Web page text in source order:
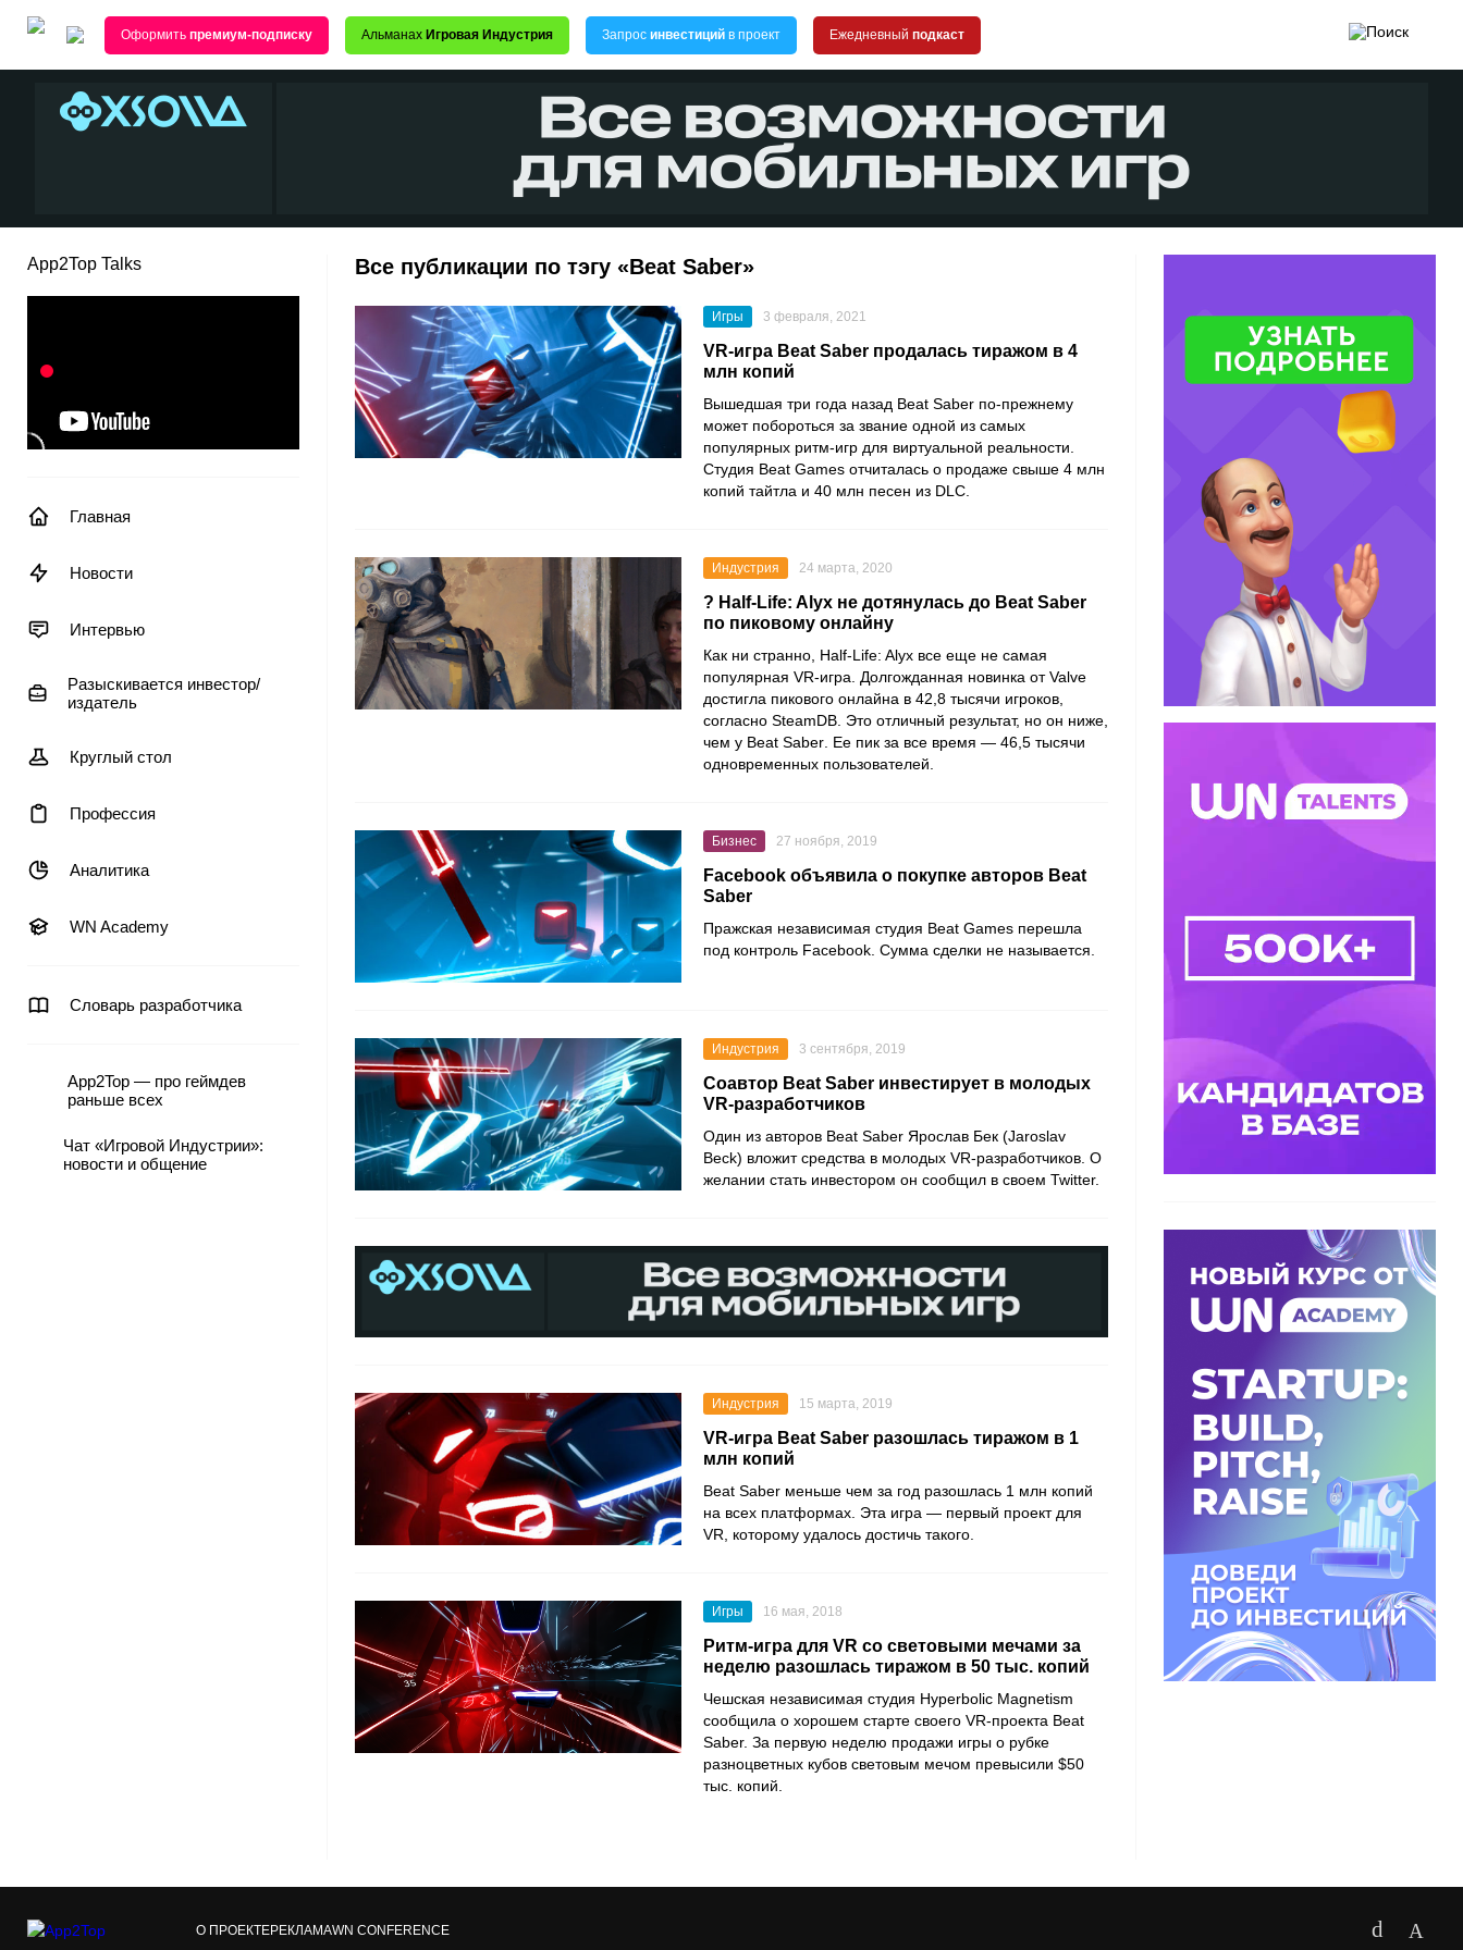
Оформить премиум-подписку Альманах Игровая Индустрия Запрос инвестиций в проект Ежедневный подкаст
App2Top Talks
Главная
Новости
Интервью
Разыскивается инвестор/
издатель
Круглый стол
Профессия
Аналитика
WN Academy
Словарь разработчика
App2Top — про геймдев
раньше всех
Чат «Игровой Индустрии»:
новости и общение
Все публикации по тэгу «Beat Saber»
Игры 3 февраля, 2021
VR-игра Beat Saber продалась тиражом в 4
млн копий
Вышедшая три года назад Beat Saber по-прежнему
может побороться за звание одной из самых
популярных ритм-игр для виртуальной реальности.
Студия Beat Games отчиталась о продаже свыше 4 млн
копий тайтла и 40 млн песен из DLC.
Индустрия 24 марта, 2020
? Half-Life: Alyx не дотянулась до Beat Saber
по пиковому онлайну
Как ни странно, Half-Life: Alyx все еще не самая
популярная VR-игра. Долгожданная новинка отValve
достигла пикового онлайна в 42,8 тысячи игроков,
согласно SteamDB. Это отличный результат, но он ниже,
чем у Beat Saber . Ее пик за все время — 46,5 тысячи
одновременных пользователей.
Бизнес 27 ноября, 2019
Facebook объявила о покупке авторов Beat
Saber
Пражская независимая студия Beat Games перешла
под контроль Facebook . Сумма сделки не называется.
Индустрия 3 сентября, 2019
Соавтор Beat Saber инвестирует в молодых
VR-разработчиков
Один из авторов Beat Saber Ярослав Бек (Jaroslav
Beck) вложит средства в молодых VR-разработчиков. О
желании стать инвестором он сообщил в своем Twitter.
Индустрия 15 марта, 2019
VR-игра Beat Saber разошлась тиражом в 1
млн копий
Beat Saber меньше чем за год разошлась 1 млн копий
на всех платформах. Эта игра — первый проект для
VR, которому удалось достичь такого.
Игры 16 мая, 2018
Ритм-игра для VR со световыми мечами за
неделю разошлась тиражом в 50 тыс. копий
Чешская независимая студия Hyperbolic Magnetism
сообщила о хорошем старте своего VR-проекта Beat
Saber. За первую неделю продажи игры о рубке
разноцветных кубов световым мечом превысили $50
тыс. копий.
О ПРОЕКТЕРЕКЛАМАWN CONFERENCE